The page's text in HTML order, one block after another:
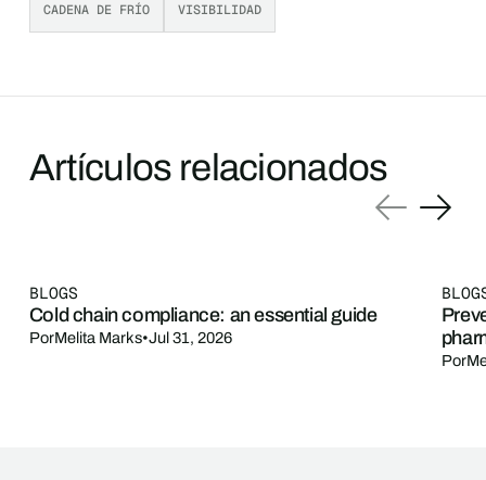
CADENA DE FRÍO VISIBILIDAD
Artículos relacionados
BLOGS
Cold chain compliance: an essential guide
PorMelita Marks•Jul 31, 2026
Por